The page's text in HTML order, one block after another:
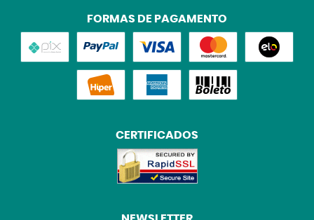
FORMAS DE PAGAMENTO
CERTIFICADOS